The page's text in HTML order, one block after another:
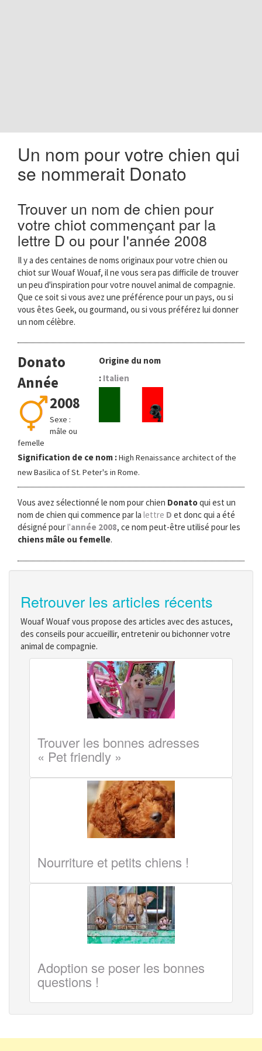
Un nom pour votre chien qui
se nommerait Donato
Trouver un nom de chien pour
votre chiot commençant par la
lettre D ou pour l'année 2008
Il y a des centaines de noms originaux pour votre chien ou
chiot sur Wouaf Wouaf, il ne vous sera pas difficile de trouver
un peu d'inspiration pour votre nouvel animal de compagnie.
Que ce soit si vous avez une préférence pour un pays, ou si
vous êtes Geek, ou gourmand, ou si vous préférez lui donner
un nom célèbre.
Donato
Année
2008
Sexe :
mâle ou
femelle
Origine du nom
: Italien
Signification de ce nom :High Renaissance architect of the
new Basilica of St. Peter's in Rome.
Vous avez sélectionné le nom pour chien Donatoqui est un
nom de chien qui commence par la lettre D et donc qui a été
désigné pourl'année 2008, ce nom peut-être utilisé pour les
chiens mâle ou femelle.
Retrouver les articles récents
Wouaf Wouaf vous propose des articles avec des astuces,
des conseils pour accueillir, entretenir ou bichonner votre
animal de compagnie.
Trouver les bonnes adresses
« Pet friendly »
Nourriture et petits chiens !
Adoption se poser les bonnes
questions !